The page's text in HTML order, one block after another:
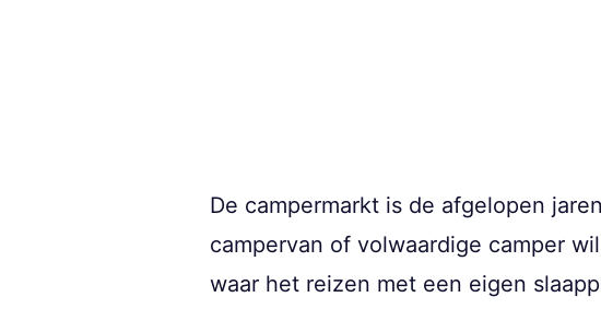
De campermarkt is de afgelopen
campervan of volwaardige camper
waar het reizen met een eigen